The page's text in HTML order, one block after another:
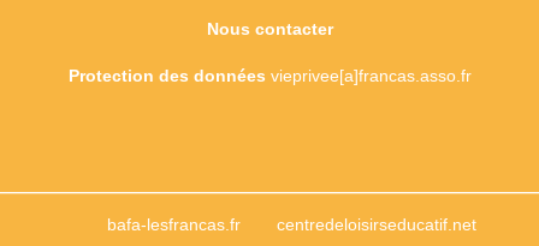
Nous contacter
Protection des données vieprivee[a]francas.asso.fr
bafa-lesfrancas.fr centredeloisirseducatif.net